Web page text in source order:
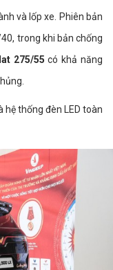
và lốp xe. Phiên bản
trong khi bản chống
275/55 có khả năng
hệ thống đèn LED toàn